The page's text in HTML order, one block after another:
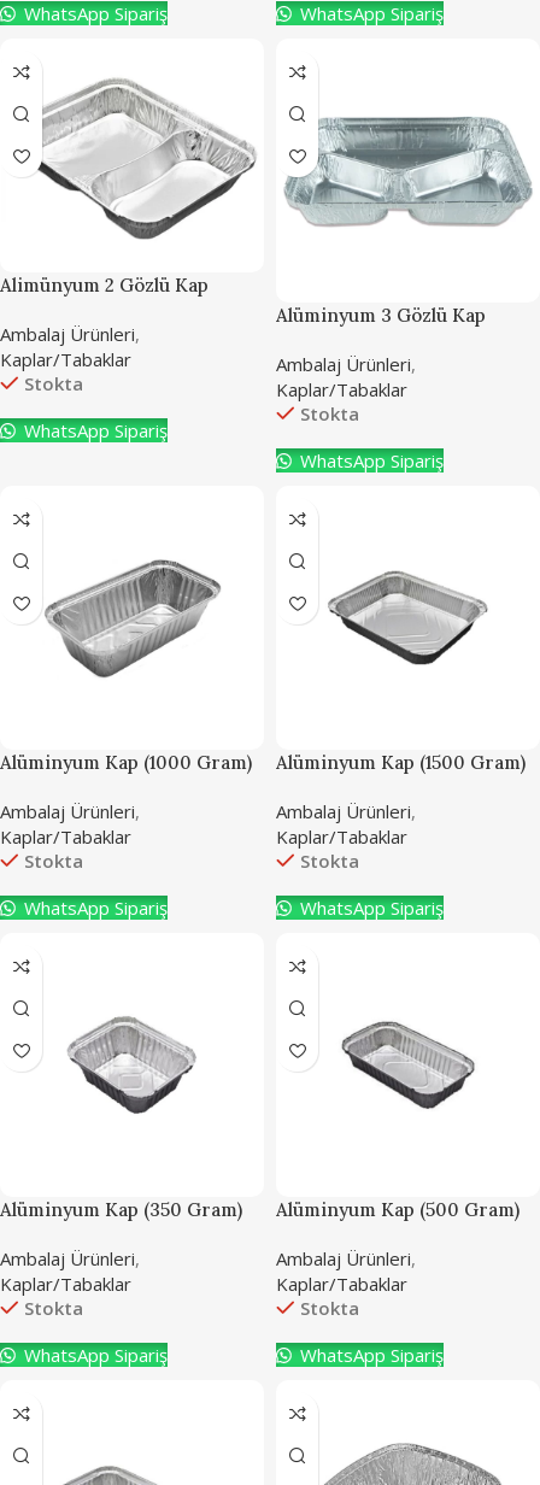
WhatsApp Sipariş
WhatsApp Sipariş
Alimünyum 2 Gözlü Kap
Ambalaj Ürünleri,
Kaplar/Tabaklar
Stokta
WhatsApp Sipariş
Alüminyum 3 Gözlü Kap
Ambalaj Ürünleri,
Kaplar/Tabaklar
Stokta
WhatsApp Sipariş
Alüminyum Kap (1000 Gram)
Ambalaj Ürünleri,
Kaplar/Tabaklar
Stokta
WhatsApp Sipariş
Alüminyum Kap (1500 Gram)
Ambalaj Ürünleri,
Kaplar/Tabaklar
Stokta
WhatsApp Sipariş
Alüminyum Kap (350 Gram)
Ambalaj Ürünleri,
Kaplar/Tabaklar
Stokta
WhatsApp Sipariş
Alüminyum Kap (500 Gram)
Ambalaj Ürünleri,
Kaplar/Tabaklar
Stokta
WhatsApp Sipariş